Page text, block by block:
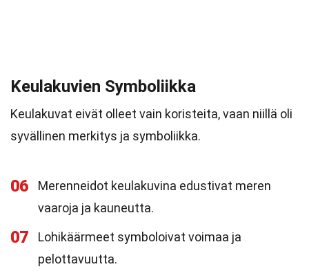
Keulakuvien Symboliikka
Keulakuvat eivät olleet vain koristeita, vaan niillä oli
syvällinen merkitys ja symboliikka.
06
Merenneidot keulakuvina edustivat meren
vaaroja ja kauneutta.
07
Lohikäärmeet symboloivat voimaa ja
pelottavuutta.